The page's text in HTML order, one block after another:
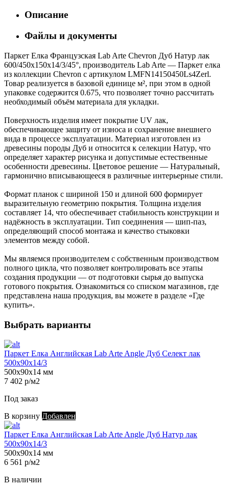
Описание
Файлы и документы
Паркет Елка Французская Lab Arte Chevron Дуб Натур лак
600/450х150х14/3/45°, производитель Lab Arte — Паркет елка
из коллекции Chevron с артикулом LMFN14150450Ls4Zerl.
Товар реализуется в базовой единице м², при этом в одной
упаковке содержится 0.675, что позволяет точно рассчитать
необходимый объём материала для укладки.
Поверхность изделия имеет покрытие UV лак,
обеспечивающее защиту от износа и сохранение внешнего
вида в процессе эксплуатации. Материал изготовлен из
древесины породы Дуб и относится к селекции Натур, что
определяет характер рисунка и допустимые естественные
особенности древесины. Цветовое решение — Натуральный,
гармонично вписывающееся в различные интерьерные стили.
Формат планок с шириной 150 и длиной 600 формирует
выразительную геометрию покрытия. Толщина изделия
составляет 14, что обеспечивает стабильность конструкции и
надёжность в эксплуатации. Тип соединения — шип-паз,
определяющий способ монтажа и качество стыковки
элементов между собой.
Мы являемся производителем с собственным производством
полного цикла, что позволяет контролировать все этапы
создания продукции — от подготовки сырья до выпуска
готового покрытия. Ознакомиться со списком магазинов, где
представлена наша продукция, вы можете в разделе «Где
купить».
Выбрать варианты
Паркет Елка Английская Lab Arte Angle Дуб Селект лак
500х90х14/3
500х90х14 мм
7 402 р/м2
Под заказ
В корзину Добавлен
Паркет Елка Английская Lab Arte Angle Дуб Натур лак
500х90х14/3
500х90х14 мм
6 561 р/м2
В наличии